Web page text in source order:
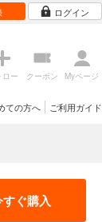
ログイン
ロー クーポン Myページ
ご利用ガイド
ての方へ
すぐ購入